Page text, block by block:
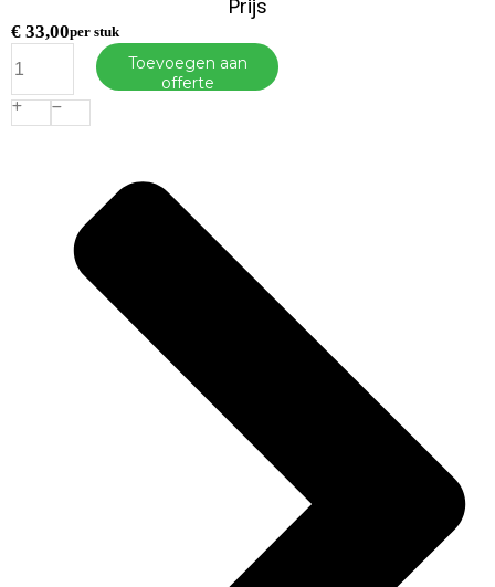
Prijs
€ 33,00per stuk
Slaglijnmolen+poeder
CLKS
Set
Rood
Toevoegen aan
offerte